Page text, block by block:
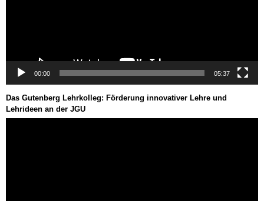
00:00 05:37
Das Gutenberg Lehrkolleg: Förderung innovativer Lehre und
Lehrideen an der JGU